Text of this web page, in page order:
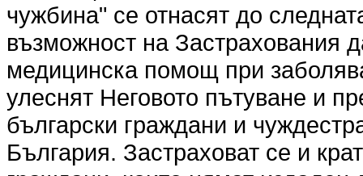
чужбина" се отнасят до
възможност на Застрахования
медицинска помощ при
улеснят Неговото пътуване и
български граждани и
България. Застраховат се и